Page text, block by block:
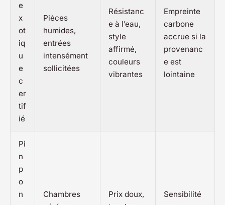
e
x
ot
iq
u
e
c
er
tif
ié
Pièces
humides,
entrées
intensément
sollicitées
Résistanc
e à l’eau,
style
affirmé,
couleurs
vibrantes
Empreinte
carbone
accrue si la
provenanc
e est
lointaine
Pi
n
p
o
n
Chambres
Prix doux,
Sensibilité